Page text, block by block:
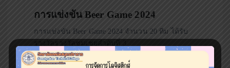
o
การแข่งขัน Beer Game 2024
การแข่งขัน Beer Game 2024 จำนวน 20 ทีม ได้รับ